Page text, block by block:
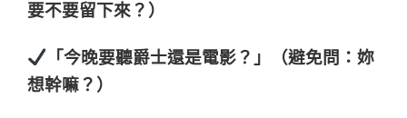
要不要留下來？）
「今晚要聽爵士還是電影？」（避免問：妳
想幹嘛？）